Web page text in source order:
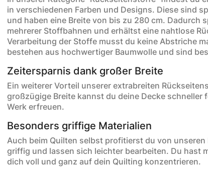
in verschiedenen Farben und Designs. Diese sind
und haben eine Breite von bis zu 280 cm. Dadurch
mehrerer Stoffbahnen und erhältst eine nahtlose
Verarbeitung der Stoffe musst du keine Abstriche
bestehen aus hochwertiger Baumwolle und sind
Zeitersparnis dank großer Breite
Ein weiterer Vorteil unserer extrabreiten
großzügige Breite kannst du deine Decke
Werk erfreuen.
Besonders griffige Materialien
Auch beim Quilten selbst profitierst du von
griffig und lassen sich leichter bearbeiten. Du hast
dich voll und ganz auf dein Quilting konzentrieren.